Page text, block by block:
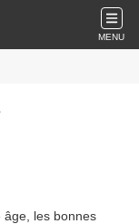
MENU
âge, les bonnes